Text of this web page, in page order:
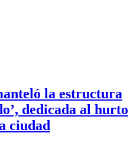
la estructura
dedicada al hurto
ciudad